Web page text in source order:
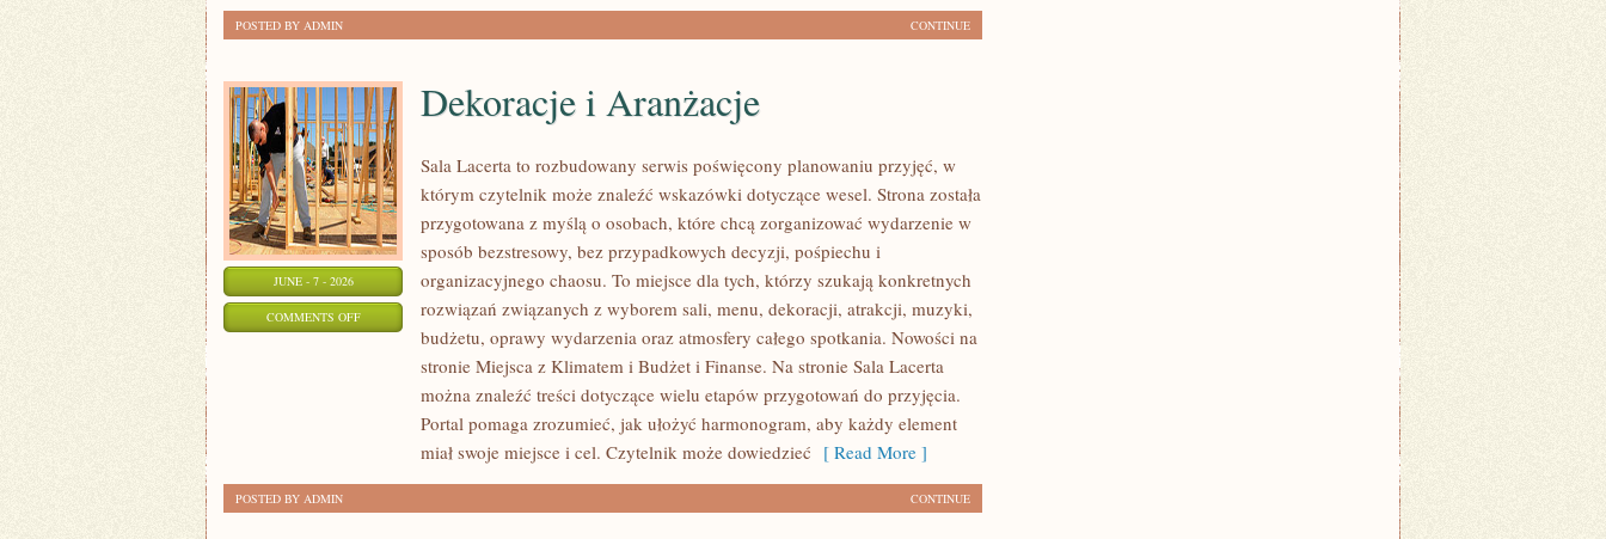
CONTINUE
POSTED BY ADMIN
JUNE - 7 - 2026
COMMENTS OFFON
DEKORACJE
ARANŻACJE
Dekoracje i Aranżacje
Sala Lacerta to rozbudowany serwis poświęcony planowaniu przyjęć, w
którym czytelnik może znaleźć wskazówki dotyczące wesel. Strona została
przygotowana z myślą o osobach, które chcą zorganizować wydarzenie w
sposób bezstresowy, bez przypadkowych decyzji, pośpiechu i
organizacyjnego chaosu. To miejsce dla tych, którzy szukają konkretnych
rozwiązań związanych z wyborem sali, menu, dekoracji, atrakcji, muzyki,
budżetu, oprawy wydarzenia oraz atmosfery całego spotkania. Nowości na
stronie Miejsca z Klimatem i Budżet i Finanse. Na stronie Sala Lacerta
można znaleźć treści dotyczące wielu etapów przygotowań do przyjęcia.
Portal pomaga zrozumieć, jak ułożyć harmonogram, aby każdy element
miał swoje miejsce i cel. Czytelnik może dowiedzieć [ Read More ]
CONTINUE
POSTED BY ADMIN